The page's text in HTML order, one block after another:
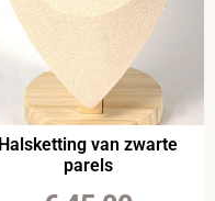
Halsketting van zwarte
parels